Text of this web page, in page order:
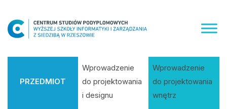
content
PRZEDMIOT
Wprowadzenie
do projektowania
i designu
Wprowadzenie
do projektowania
wnętrz